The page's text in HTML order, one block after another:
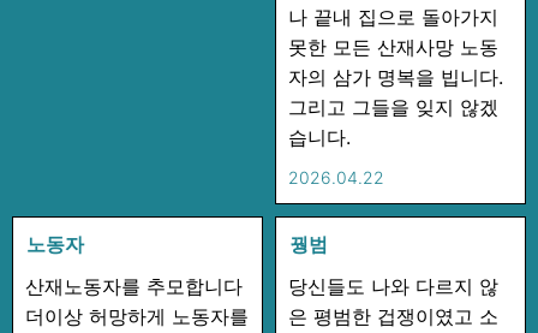
일하다 죽지 않게! 차별받지 않게! 원청교섭 쟁취!
모든 노동자에게 안전하고 건강할 권리를 차별 없이 적
용하라
노동자의 작업중지권과 안전 참여를 실질적으로 보장
하라
하청·플랫폼·특수고용 노동자에 대한 산안법 적용을 확
나 끝내 집으로 돌아가지
못한 모든 산재사망 노동
자의 삼가 명복을 빕니다.
그리고 그들을 잊지 않겠
습니다.
2026.04.22
노동자
산재노동자를 추모합니다
더이상 허망하게 노동자를
꿩범
당신들도 나와 다르지 않
은 평범한 겁쟁이였고 소